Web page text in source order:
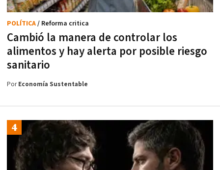
Cambió la manera de controlar los
alimentos y hay alerta por posible riesgo
sanitario
POLÍTICA/ Reforma critica
PorEconomía Sustentable